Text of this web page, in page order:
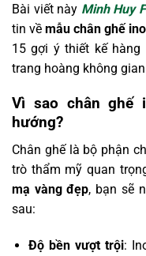
Bài viết này Minh Huy
tin về mẫu chân ghế
15 gợi ý thiết kế
trang hoàng không
Vì sao chân ghế
hướng?
Chân ghế là bộ phận
trò thẩm mỹ quan
mạ vàng đẹp, bạn sẽ
sau:
Độ bền vượt trội: